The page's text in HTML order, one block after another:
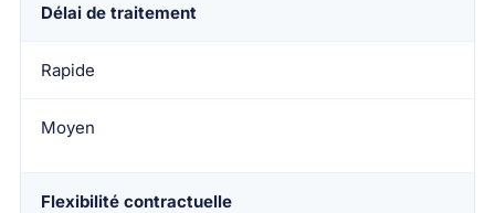
Délai de traitement
Rapide
Moyen
Flexibilité contractuelle